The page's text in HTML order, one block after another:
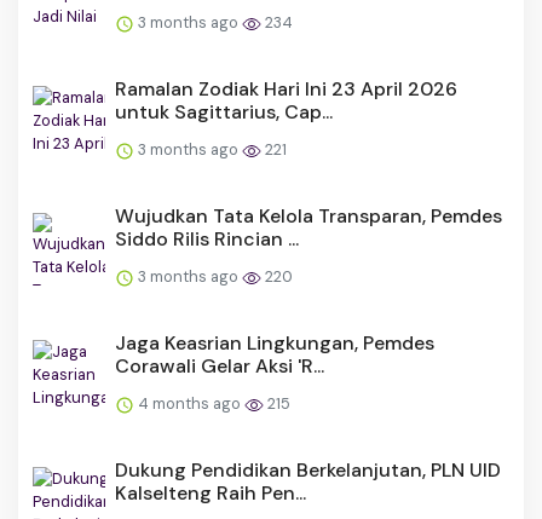
3 months ago 234
Ramalan Zodiak Hari Ini 23 April 2026
untuk Sagittarius, Cap...
3 months ago 221
Wujudkan Tata Kelola Transparan, Pemdes
Siddo Rilis Rincian ...
3 months ago 220
Jaga Keasrian Lingkungan, Pemdes
Corawali Gelar Aksi 'R...
4 months ago 215
Dukung Pendidikan Berkelanjutan, PLN UID
Kalselteng Raih Pen...